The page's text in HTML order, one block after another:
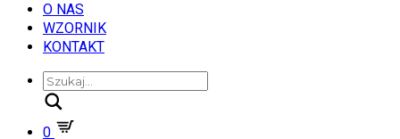
O NAS
WZORNIK
KONTAKT
0